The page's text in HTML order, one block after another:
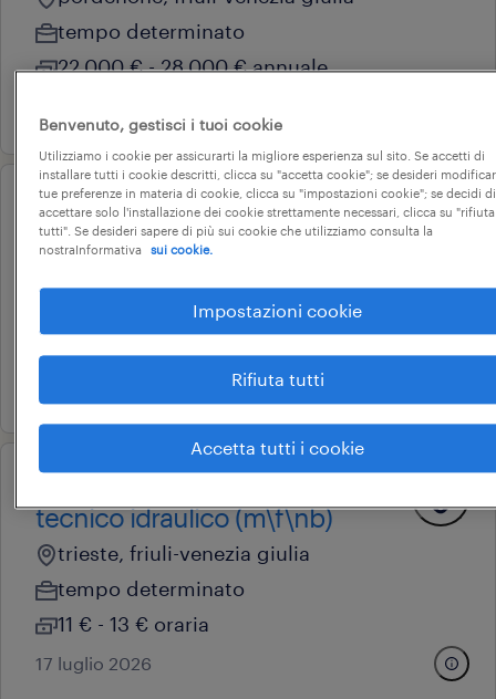
tempo determinato
22.000 € - 28.000 € annuale
operational
operaio di carpenteria (m/f/nb)
tempo determinato
tecnico idraulico (m\f\nb)
trieste, friuli-venezia giulia
tempo determinato
11 € - 13 € oraria
17 luglio 2026
Benvenuto, gestisci i tuoi cookie
Utilizziamo i cookie per assicurarti la migliore esperienza sul sito. Se accetti di
installare tutti i cookie descritti, clicca su "accetta cookie"; se desideri
tue preferenze in materia di cookie, clicca su "impostazioni cookie"; se decidi di
accettare solo l'installazione dei cookie strettamente necessari, clicca su "rifiuta
tutti". Se desideri sapere di più sui cookie che utilizziamo consulta la
nostraInformativa
sui cookie.
Impostazioni cookie
Rifiuta tutti
Accetta tutti i cookie